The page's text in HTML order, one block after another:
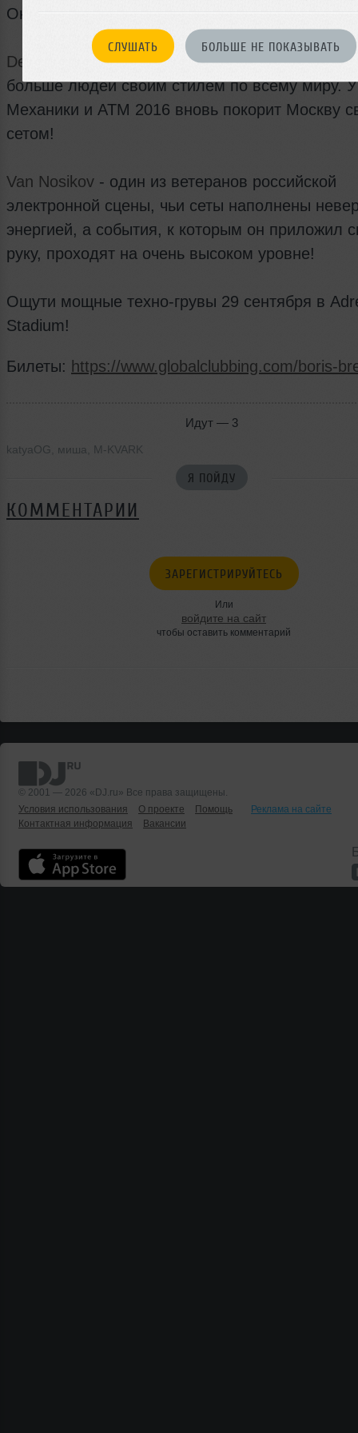
СЛУШАТЬ БОЛЬШЕ НЕ ПОКАЗЫВАТЬ
Она удивляет каждого, кто слышит ее
Deniz Bul
- артист, вдохновляющий все
больше людей своим стилем по всему миру.
Механики и ATM 2016 вновь покорит Москву
сетом!
Van Nosikov - один из ветеранов российской
электронной сцены, чьи сеты наполнены
энергией, а события, к которым он приложил
руку, проходят на очень высоком уровне!
Ощути мощные техно-грувы 29 сентября в
Stadium!
Билеты: https://www.globalclubbing.com/boris-
Идут — 3
katyaOG миша M-KVARK
Я ПОЙДУ
КОММЕНТАРИИ
ЗАРЕГИСТРИРУЙТЕСЬ
Или
войдите на сайт
чтобы оставить комментарий
© 2001 — 2026 «DJ.ru» Все права защищены.
Условия использования
О проекте Помощь
Реклама на сайте
Контактная информация
Вакансии